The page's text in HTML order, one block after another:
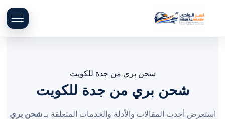
شحن بري من جدة للكويت
شحن بري من جدة للكويت
استعرض أحدث المقالات والأدلة والخدمات المتعلقة بـشحن بري